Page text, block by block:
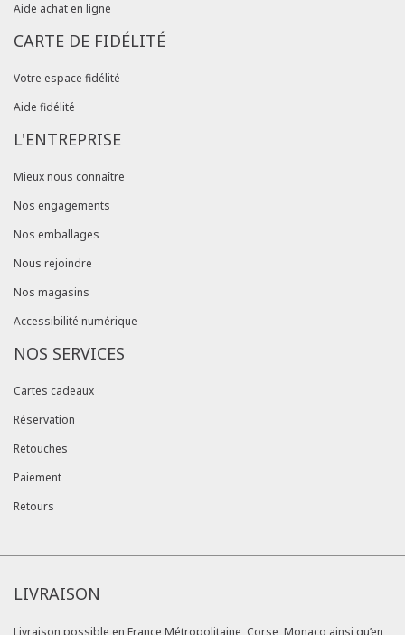
Aide achat en ligne
CARTE DE FIDÉLITÉ
Votre espace fidélité
Aide fidélité
L'ENTREPRISE
Mieux nous connaître
Nos engagements
Nos emballages
Nous rejoindre
Nos magasins
Accessibilité numérique
NOS SERVICES
Cartes cadeaux
Réservation
Retouches
Paiement
Retours
LIVRAISON
Livraison possible en France Métropolitaine, Corse, Monaco ainsi qu’en